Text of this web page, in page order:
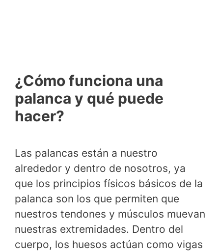
¿Cómo funciona una
palanca y qué puede
hacer?
Las palancas están a nuestro
alrededor y dentro de nosotros, ya
que los principios físicos básicos de la
palanca son los que permiten que
nuestros tendones y músculos muevan
nuestras extremidades. Dentro del
cuerpo, los huesos actúan como vigas